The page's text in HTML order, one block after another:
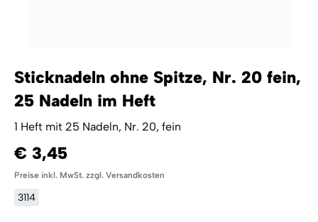
Sticknadeln ohne Spitze, Nr. 20 fein,
25 Nadeln im Heft
1 Heft mit 25 Nadeln, Nr. 20, fein
€ 3,45
Preise inkl. MwSt. zzgl. Versandkosten
3114